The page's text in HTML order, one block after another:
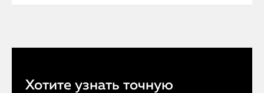
Хотите узнать точную